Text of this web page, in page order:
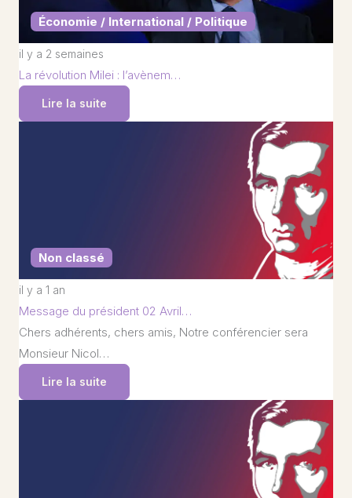
Économie / International / Politique
il y a 2 semaines
La révolution Milei : l’avènem…
Lire la suite
Non classé
il y a 1 an
Message du président 02 Avril…
Chers adhérents, chers amis, Notre conférencier sera
Monsieur Nicol…
Lire la suite